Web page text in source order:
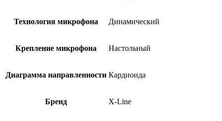
Технология микрофона Динамический
Крепление микрофона Настольный
Диаграмма направленности Кардиоида
Бренд X-Line